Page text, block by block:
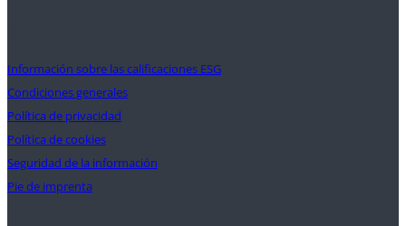
Información sobre las calificaciones ESG
Condiciones generales
Política de privacidad
Política de cookies
Seguridad de la información
Pie de imprenta